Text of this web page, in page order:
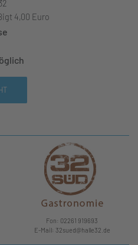
4,00 Euro
Fon: 02261 919693
E-Mail: 32sued@halle32.de